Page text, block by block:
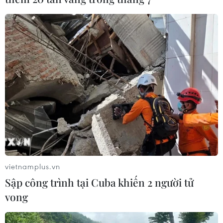
vietnamplus.vn
Sập công trình tại Cuba khiến 2 người tử
vong